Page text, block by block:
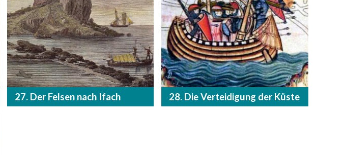
27. Der Felsen nach Ifach 28. Die Verteidigung der Küste